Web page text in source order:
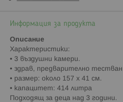
Информация за продукта
Описание
Характеристики:
• 3 въздушни камери.
• здрав, предварително тестван
• размер: около 157 x 41 см.
• капацитет: 414 литра
Подходящ за деца над 3 години.